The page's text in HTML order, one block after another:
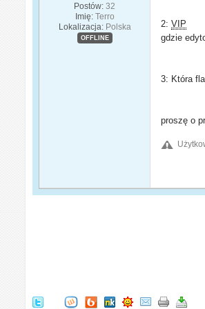
Postów: 32
Imię: Terro
Lokalizacja: Polska
OFFLINE
2:VIP
gdzie
3: Która
proszę o